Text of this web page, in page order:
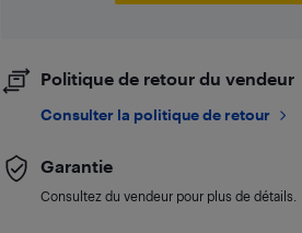
Politique de retour du vendeur
Consulter la politique de retour
Garantie
Consultez du vendeur pour plus de détails.